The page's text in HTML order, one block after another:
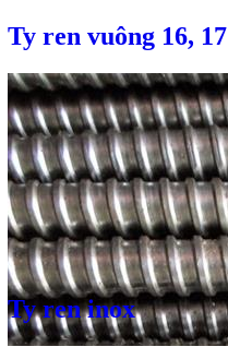
Ty ren vuông 16, 17
Ty ren inox